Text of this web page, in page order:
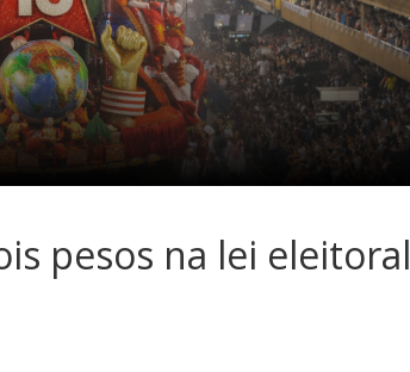
pesos na lei eleitoral